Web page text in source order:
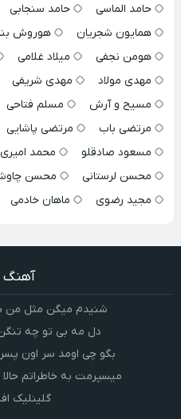
حامد الماسی
حامد سنجابی
همایون شجریان
هوروش
هومن نجفی
میلاد غلامی
مهدی مولاد
مهدی شریفی
مسیح و آرش
مسلم فتاحی
مرتضی باب
مرتضی پاشایی
مسعود صادقلو
محمد امیری
محسن لرستانی
محسن
مجید رضوی
ماهان خادمی
آهنگ
شنیدم میگن مثل من
دل مه بی تو چه
بگو چی اومد سر اون
میسپرمت به خاطراتم
گلینلیک